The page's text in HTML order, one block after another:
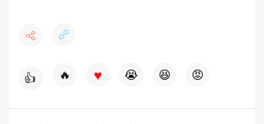
👍 🔥 ♥ 😭 😆 😡